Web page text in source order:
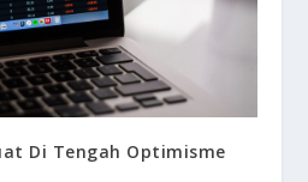
Di Tengah Optimisme